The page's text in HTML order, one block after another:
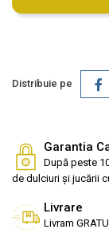
Distribuie pe
Garantia
După peste
de dulciuri și jucării
Livrare
Livram